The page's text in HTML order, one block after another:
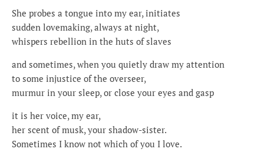
She probes a tongue into my ear, initiates
sudden lovemaking, always at night,
whispers rebellion in the huts of slaves
and sometimes, when you quietly draw my attention
to some injustice of the overseer,
murmur in your sleep, or close your eyes and gasp
it is her voice, my ear,
her scent of musk, your shadow-sister.
Sometimes I know not which of you I love.